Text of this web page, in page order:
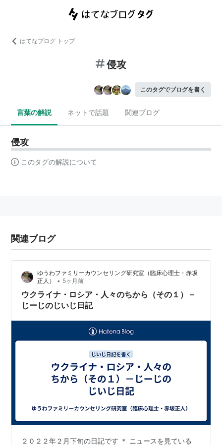
はてなブログ トップ
侵攻
このタグでブログを書く
言葉の解説 ネットで話題 関連ブログ
侵攻
このタグの解説について
関連ブログ
ゆうわファミリーカウンセリング研究室（臨床心理士・赤坂
正人）
• 5ヶ月前
ウクライナ・ロシア・人々のちから（その１）－
じーじのじいじ日記
２０２２年２月下旬の日記です ＊ ニュースを見ている